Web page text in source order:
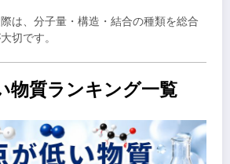
は、分子量・構造・結合の種類を総合
切です。
物質ランキング一覧